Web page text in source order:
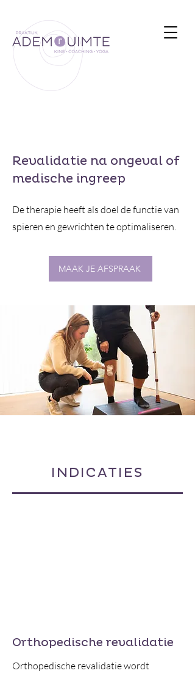
Revalidatie na ongeval of
medische ingreep
De therapie heeft als doel de functie van
spieren en gewrichten te optimaliseren.
MAAK JE AFSPRAAK
INDICATIES
Orthopedische revalidatie
Orthopedische revalidatie wordt